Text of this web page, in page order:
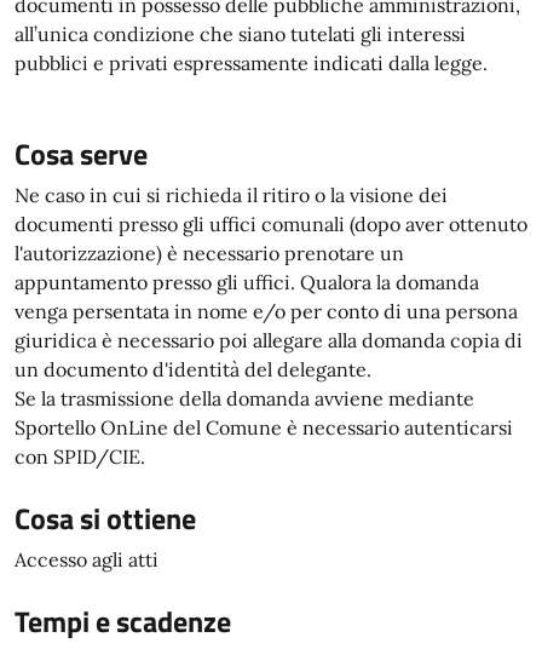
documenti in possesso delle pubbliche amministrazioni,
all’unica condizione che siano tutelati gli interessi
pubblici e privati espressamente indicati dalla legge.
Cosa serve
Ne caso in cui si richieda il ritiro o la visione dei
documenti presso gli uffici comunali (dopo aver ottenuto
l'autorizzazione) è necessario prenotare un
appuntamento presso gli uffici. Qualora la domanda
venga persentata in nome e/o per conto di una persona
giuridica è necessario poi allegare alla domanda copia di
un documento d'identità del delegante.
Se la trasmissione della domanda avviene mediante
Sportello OnLine del Comune è necessario autenticarsi
con SPID/CIE.
Cosa si ottiene
Accesso agli atti
Tempi e scadenze